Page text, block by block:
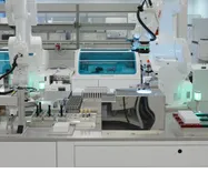
entsprechenden